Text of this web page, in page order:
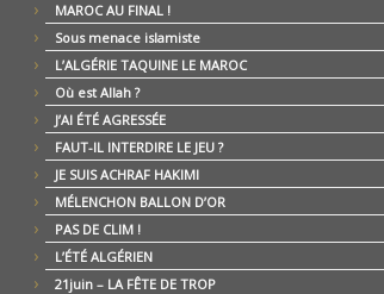
MAROC AU FINAL !
Sous menace islamiste
L’ALGÉRIE TAQUINE LE MAROC
Où est Allah ?
J’AI ÉTÉ AGRESSÉE
FAUT-IL INTERDIRE LE JEU ?
JE SUIS ACHRAF HAKIMI
MÉLENCHON BALLON D’OR
PAS DE CLIM !
L’ÉTÉ ALGÉRIEN
21juin – LA FÊTE DE TROP